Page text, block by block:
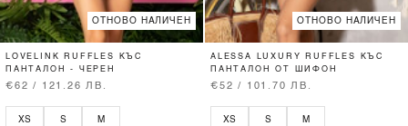
ОТНОВО НАЛИЧЕН
LOVELINK RUFFLES КЪС
ПАНТАЛОН - ЧЕРЕН
€62 / 121.26 ЛВ.
XS S M
ОТНОВО НАЛИЧЕН
ALESSA LUXURY RUFFLES КЪС
ПАНТАЛОН ОТ ШИФОН
€52 / 101.70 ЛВ.
XS S M